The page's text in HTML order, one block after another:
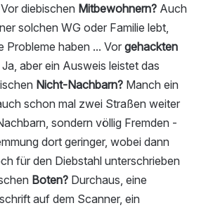
diebischen Mitbewohnern? Auch
solchen WG oder Familie lebt,
Probleme haben ... Vor gehackten
Ja, aber ein Ausweis leistet das
Nicht-Nachbarn? Manch ein
schon mal zwei Straßen weiter
sondern völlig Fremden -
dort geringer, wobei dann
für den Diebstahl unterschrieben
Boten? Durchaus, eine
auf dem Scanner, ein